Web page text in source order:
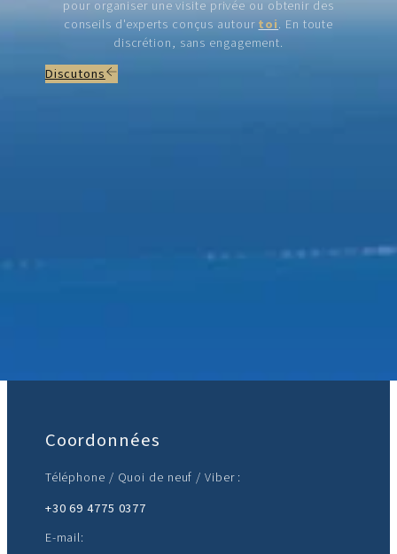
pour organiser une visite privée ou obtenir des
conseils d'experts conçus autourtoi. En toute
discrétion, sans engagement.
Discutons
Coordonnées
Téléphone / Quoi de neuf / Viber :
+30 69 4775 0377
E-mail: